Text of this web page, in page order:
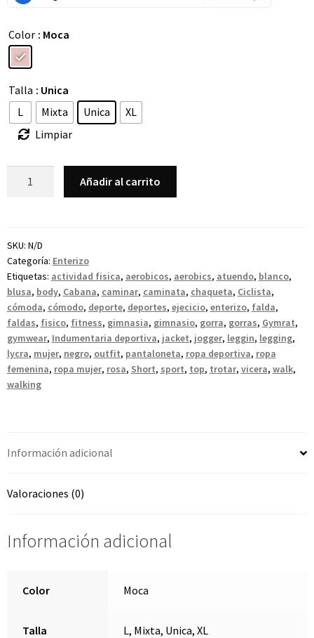
Color : Moca
Talla : Unica
L
Mixta Unica
XL
Limpiar
Añadir al carrito
SKU: N/D
Categoría: Enterizo
Etiquetas: actividad fisica, aerobicos, aerobics, atuendo, blanco,
blusa, body, Cabana, caminar, caminata, chaqueta, Ciclista,
cómoda, cómodo, deporte, deportes, ejecicio, enterizo, falda,
faldas, fisico, fitness, gimnasia, gimnasio, gorra, gorras, Gymrat,
gymwear, Indumentaria deportiva, jacket, jogger, leggin, legging,
lycra, mujer, negro, outfit, pantaloneta, ropa deportiva, ropa
femenina, ropa mujer, rosa, Short, sport, top, trotar, vicera, walk,
walking
Información adicional
Valoraciones (0)
Información adicional
Color Moca
Talla L, Mixta, Unica, XL